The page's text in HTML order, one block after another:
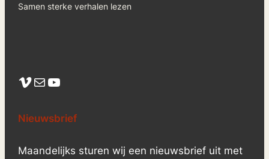
Samen sterke verhalen lezen
Vimeo Mail YouTube
Nieuwsbrief
Maandelijks sturen wij een nieuwsbrief uit met